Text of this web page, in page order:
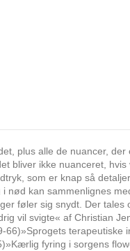
plus alle de nuancer,
bliver ikke nuanceret,
som er knap så
kan sammenlignes
føler sig snydt. Der tales
vil svigte« af Christian
fyring i sorgens